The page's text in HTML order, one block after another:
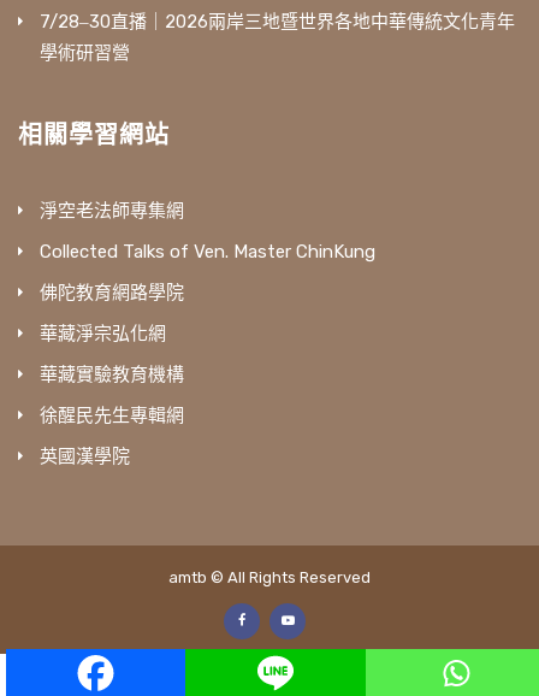
7/28‒30直播｜2026兩岸三地暨世界各地中華傳統文化青年
學術研習營
相關學習網站
淨空老法師專集網
Collected Talks of Ven. Master ChinKung
佛陀教育網路學院
華藏淨宗弘化網
華藏實驗教育機構
徐醒民先生專輯網
英國漢學院
amtb © All Rights Reserved